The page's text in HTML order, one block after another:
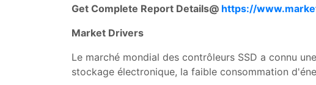
Get Complete Report Details@ https://
Market Drivers
Le marché mondial des contrôleurs SSD a connu
stockage électronique, la faible consommation